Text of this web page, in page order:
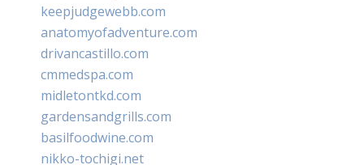
keepjudgewebb.com
anatomyofadventure.com
drivancastillo.com
cmmedspa.com
midletontkd.com
gardensandgrills.com
basilfoodwine.com
nikko-tochigi.net